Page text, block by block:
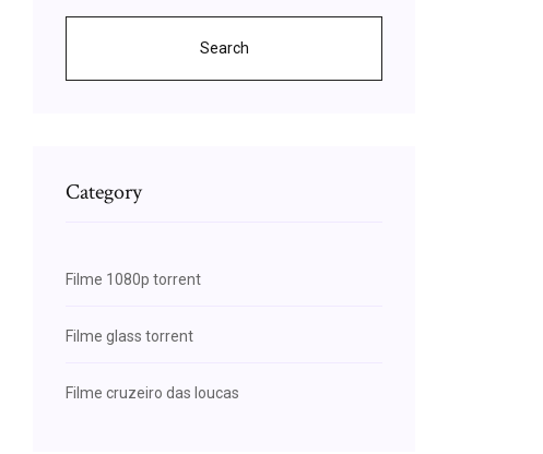
Search
Category
Filme 1080p torrent
Filme glass torrent
Filme cruzeiro das loucas